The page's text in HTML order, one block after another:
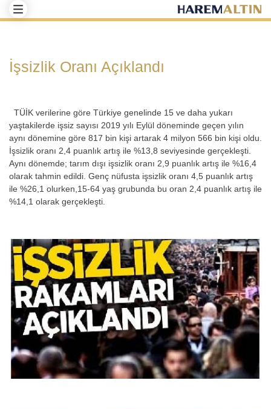
İşsizlik Oranı Açıklandı
TÜİK verilerine göre Türkiye genelinde 15 ve daha yukarı
yaştakilerde işsiz sayısı 2019 yılı Eylül döneminde geçen yılın
aynı dönemine göre 817 bin kişi artarak 4 milyon 566 bin kişi oldu.
İşsizlik oranı 2,4 puanlık artış ile %13,8 seviyesinde gerçekleşti.
Aynı dönemde; tarım dışı işsizlik oranı 2,9 puanlık artış ile %16,4
olarak tahmin edildi. Genç nüfusta işsizlik oranı 4,5 puanlık artış
ile %26,1 olurken,15-64 yaş grubunda bu oran 2,4 puanlık artış ile
%14,1 olarak gerçekleşti.